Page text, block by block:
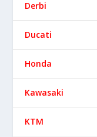
Derbi
Ducati
Honda
Kawasaki
KTM